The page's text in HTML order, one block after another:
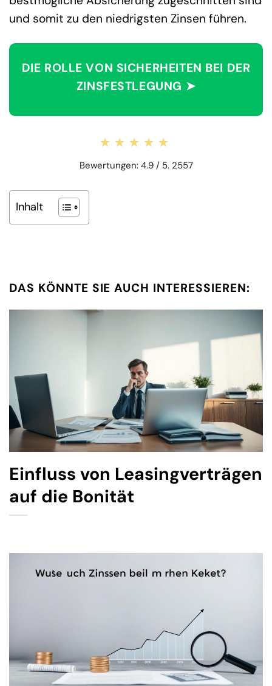
und somit zu den niedrigsten Zinsen führen.
DIE ROLLE VON SICHERHEITEN BEI DER
ZINSFESTLEGUNG ➤
★★★★★
★★★★★
Bewertungen: 4.9 / 5. 2557
Inhalt
DAS KÖNNTE SIE AUCH INTERESSIEREN:
Einfluss von Leasingverträgen
auf die Bonität